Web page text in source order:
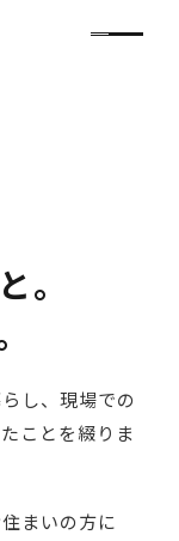
。
し、現場での
ことを綴りま
まいの方に